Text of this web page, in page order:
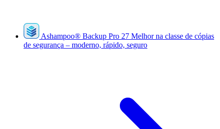
Ashampoo® Backup Pro 27 Melhor na classe de cópias
de segurança – moderno, rápido, seguro